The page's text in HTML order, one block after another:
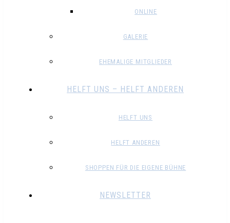
ONLINE
GALERIE
EHEMALIGE MITGLIEDER
HELFT UNS – HELFT ANDEREN
HELFT UNS
HELFT ANDEREN
SHOPPEN FÜR DIE EIGENE BÜHNE
NEWSLETTER